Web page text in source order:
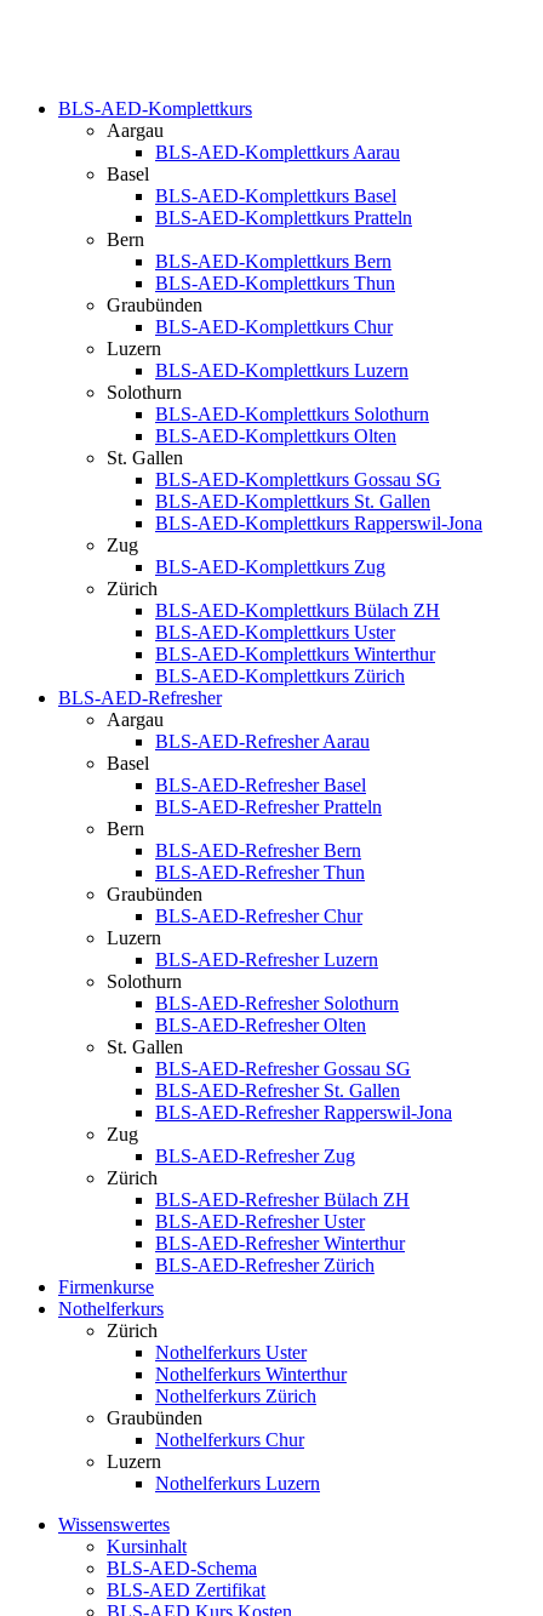
BLS-AED-Komplettkurs
Aargau
BLS-AED-Komplettkurs Aarau
Basel
BLS-AED-Komplettkurs Basel
BLS-AED-Komplettkurs Pratteln
Bern
BLS-AED-Komplettkurs Bern
BLS-AED-Komplettkurs Thun
Graubünden
BLS-AED-Komplettkurs Chur
Luzern
BLS-AED-Komplettkurs Luzern
Solothurn
BLS-AED-Komplettkurs Solothurn
BLS-AED-Komplettkurs Olten
St. Gallen
BLS-AED-Komplettkurs Gossau SG
BLS-AED-Komplettkurs St. Gallen
BLS-AED-Komplettkurs Rapperswil-Jona
Zug
BLS-AED-Komplettkurs Zug
Zürich
BLS-AED-Komplettkurs Bülach ZH
BLS-AED-Komplettkurs Uster
BLS-AED-Komplettkurs Winterthur
BLS-AED-Komplettkurs Zürich
BLS-AED-Refresher
Aargau
BLS-AED-Refresher Aarau
Basel
BLS-AED-Refresher Basel
BLS-AED-Refresher Pratteln
Bern
BLS-AED-Refresher Bern
BLS-AED-Refresher Thun
Graubünden
BLS-AED-Refresher Chur
Luzern
BLS-AED-Refresher Luzern
Solothurn
BLS-AED-Refresher Solothurn
BLS-AED-Refresher Olten
St. Gallen
BLS-AED-Refresher Gossau SG
BLS-AED-Refresher St. Gallen
BLS-AED-Refresher Rapperswil-Jona
Zug
BLS-AED-Refresher Zug
Zürich
BLS-AED-Refresher Bülach ZH
BLS-AED-Refresher Uster
BLS-AED-Refresher Winterthur
BLS-AED-Refresher Zürich
Firmenkurse
Nothelferkurs
Zürich
Nothelferkurs Uster
Nothelferkurs Winterthur
Nothelferkurs Zürich
Graubünden
Nothelferkurs Chur
Luzern
Nothelferkurs Luzern
Wissenswertes
Kursinhalt
BLS-AED-Schema
BLS-AED Zertifikat
BLS-AED Kurs Kosten